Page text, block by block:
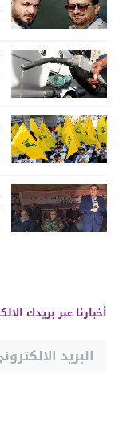
أخبارنا عبر بريدك